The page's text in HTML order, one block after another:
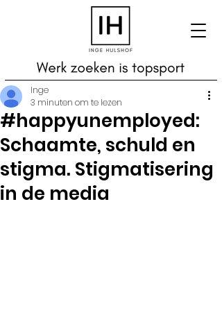
#happyunemployed:
Schaamte, schuld en
stigma. Stigmatisering
in de media
Inge
3 minuten om te lezen